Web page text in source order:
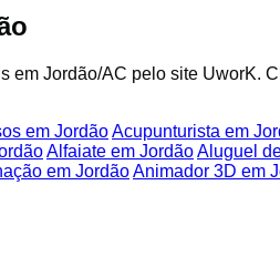
em Jordão/AC pelo site UworK.
em JordãoAcupunturista em
Alfaiate em JordãoAluguel
em JordãoAnimador 3D em